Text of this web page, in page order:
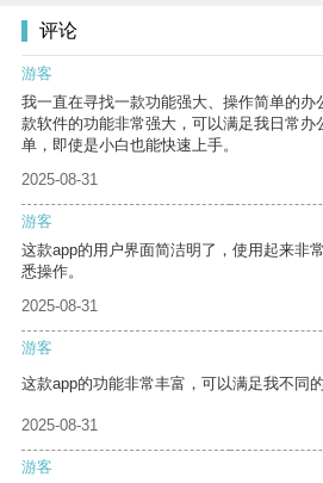
评论
游客
我一直在寻找一款功能强大、操作简单的办
款软件的功能非常强大，可以满足我日常办
单，即使是小白也能快速上手。
2025-08-31
游客
这款app的用户界面简洁明了，使用起来非
悉操作。
2025-08-31
游客
这款app的功能非常丰富，可以满足我不同的
2025-08-31
游客